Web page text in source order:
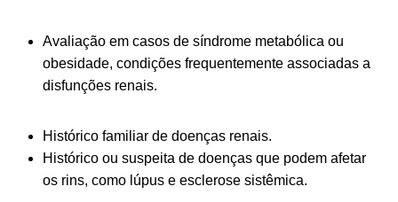
Avaliação em casos de síndrome metabólica ou
obesidade, condições frequentemente associadas a
disfunções renais.
Histórico familiar de doenças renais.
Histórico ou suspeita de doenças que podem afetar
os rins, como lúpus e esclerose sistêmica.